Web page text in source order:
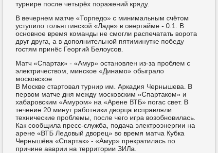
турнире после четырёх поражений кряду.
В вечернем матче «Торпедо» с минимальным счётом
уступило тольяттинской «Ладе» в овертайме - 0:1. В
основное время команды не смогли распечатать ворота
друг друга, а в дополнительной пятиминутке победу
гостям принёс Георгий Белоусов.
Матч «Спартак» - «Амур» остановлен из-за проблем с
электричеством, минское «Динамо» обыграло
московское
В Москве стартовал турнир им. Аркадия Чернышева. В
первом матче дня между московским «Спартаком» и
хабаровским «Амуром» на «Арене ВТБ» погас свет. В
течение 20 минут работники дворца исправляли
технические проблемы, после чего игра возобновилась.
Как сообщила пресс-служба, подача электроэнергии на
арене «ВТБ Ледовый дворец» во время матча Кубка
Чернышёва «Спартак» - «Амур» прекратилась по
причине аварии на территории ЗИЛа.